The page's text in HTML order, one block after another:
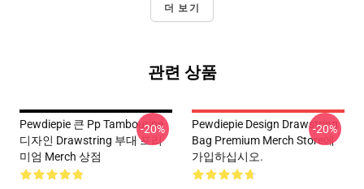
더 보기
관련 상품
Pewdiepie 큰 Pp Tambourine
디자인 Drawstring 부대 프리
미엄 Merch 상점
-20%
Pewdiepie Design Drawstring
Bag Premium Merch Store에
가입하십시오.
-20%